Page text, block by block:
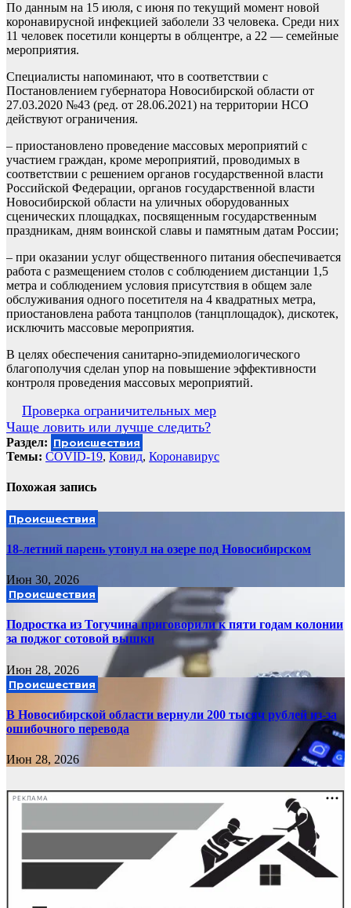
По данным на 15 июля, с июня по текущий момент новой
коронавирусной инфекцией заболели 33 человека. Среди них
11 человек посетили концерты в облцентре, а 22 — семейные
мероприятия.
Специалисты напоминают, что в соответствии с
Постановлением губернатора Новосибирской области от
27.03.2020 №43 (ред. от 28.06.2021) на территории НСО
действуют ограничения.
– приостановлено проведение массовых мероприятий с
участием граждан, кроме мероприятий, проводимых в
соответствии с решением органов государственной власти
Российской Федерации, органов государственной власти
Новосибирской области на уличных оборудованных
сценических площадках, посвященным государственным
праздникам, дням воинской славы и памятным датам России;
– при оказании услуг общественного питания обеспечивается
работа с размещением столов с соблюдением дистанции 1,5
метра и соблюдением условия присутствия в общем зале
обслуживания одного посетителя на 4 квадратных метра,
приостановлена работа танцполов (танцплощадок), дискотек,
исключить массовые мероприятия.
В целях обеспечения санитарно-эпидемиологического
благополучия сделан упор на повышение эффективности
контроля проведения массовых мероприятий.
Навигация
по
записям
Проверка ограничительных мер
Чаще ловить или лучше следить?
Раздел: Происшествия
Темы: COVID-19, Ковид, Коронавирус
Похожая запись
Происшествия
18-летний парень утонул на озере под Новосибирском
Июн 30, 2026
Происшествия
Подростка из Тогучина приговорили к пяти годам колонии
за поджог сотовой вышки
Июн 28, 2026
Происшествия
В Новосибирской области вернули 200 тысяч рублей из-за
ошибочного перевода
Июн 28, 2026
РЕКЛАМА